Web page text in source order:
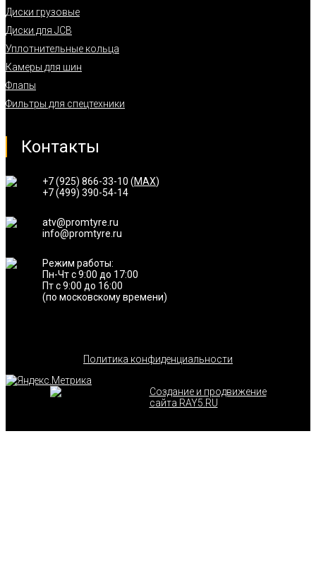
Диски грузовые
Диски для JCB
Уплотнительные кольца
Камеры для шин
Флапы
Фильтры для спецтехники
Контакты
+7 (925) 866-33-10 (MAX)
+7 (499) 390-54-14
atv@promtyre.ru
info@promtyre.ru
Режим работы:
Пн-Чт с 9:00 до 17:00
Пт с 9:00 до 16:00
(по московскому времени)
Политика конфиденциальности
Создание и продвижение
сайта RAY5.RU